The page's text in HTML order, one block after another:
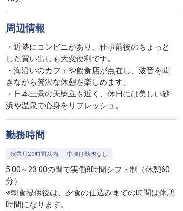
周辺情報
・近隣にコンビニがあり、仕事前後のちょっと
した買い出しも大変便利です。
・海沿いのカフェや飲食店が点在し、波音を聞
きながら贅沢な休憩を楽しめます。
・日本三景の天橋立も近く、休日には美しい砂
浜や温泉で心身をリフレッシュ。
勤務時間
残業月20時間以内 中抜け勤務なし
5:00～23:00の間で実働8時間シフト制（休憩60
分）
※朝食提供後は、夕食の仕込みまでの時間は休憩
時間になります。